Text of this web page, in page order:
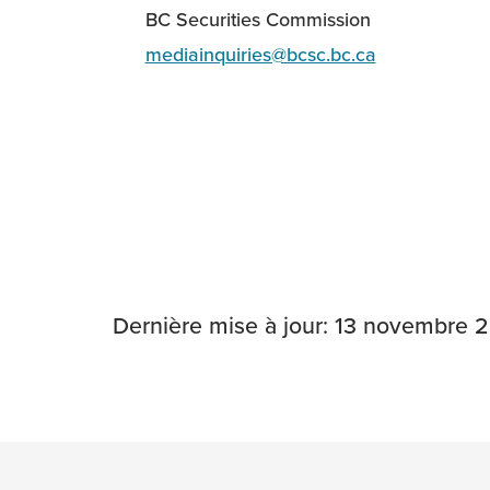
BC Securities Commission
mediainquiries@bcsc.bc.ca
Dernière mise à jour: 13 novembre